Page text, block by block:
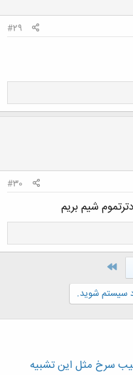
#29
#30
شیم بریم
سیستم شوید.
سرخ مثل این تشبیه